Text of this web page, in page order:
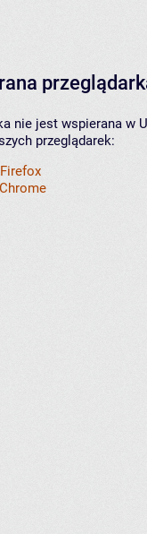
nie jest wspierana w
przeglądarek: